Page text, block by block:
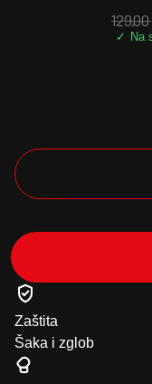
129,00
Zaštita
Šaka i zglob